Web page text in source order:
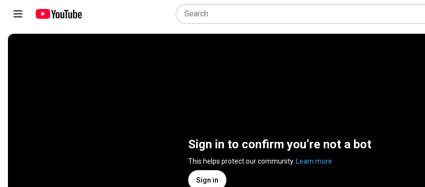
Sign in to confirm you’re not a bot
This helps protect our community. Learn more
Sign in